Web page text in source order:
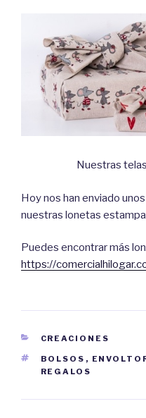
Nuestras
Hoy nos han enviado
nuestras lonetas
Puedes encontrar más
https://
CATEGORÍAS
CREACIONES
ETIQUETAS
BOLSOS ,
REGALOS